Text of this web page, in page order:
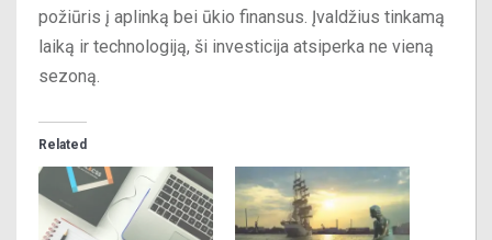
požiūris į aplinką bei ūkio finansus. Įvaldžius tinkamą
laiką ir technologiją, ši investicija atsiperka ne vieną
sezoną.
Related